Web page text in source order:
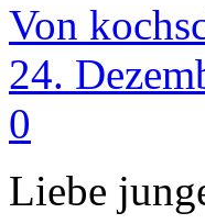
Von
24.
0
Liebe